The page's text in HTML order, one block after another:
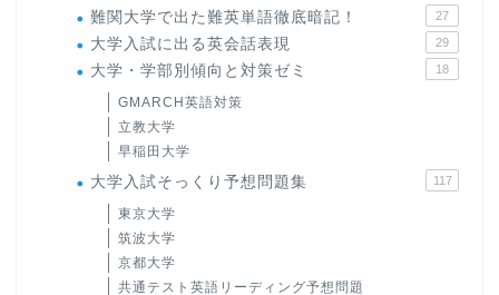
難関大学で出た難英単語徹底暗記！ 27
大学入試に出る英会話表現 29
大学・学部別傾向と対策ゼミ 18
GMARCH英語対策
立教大学
早稲田大学
大学入試そっくり予想問題集 117
東京大学
筑波大学
京都大学
共通テスト英語リーディング予想問題